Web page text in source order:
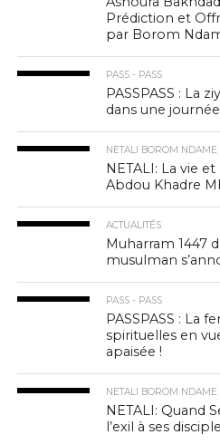
Prédiction et
par Borom
PASS - PASS
PASSPASS : La
dans une
NETALI BOROM NDAME
NETALI: La vie
Abdou Khadre
ACTUALITÉS
Muharram 1447
musulman
PASS - PASS
PASSPASS : La
spirituelles en
apaisée !
NETALI BOROM NDAME
NETALI: Quand
l’exil à ses